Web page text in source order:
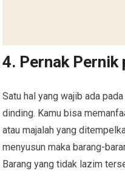
4. Pernak Pernik
Satu hal yang wajib ada
dinding. Kamu bisa
atau majalah yang
menyusun maka barang-
Barang yang tidak lazim